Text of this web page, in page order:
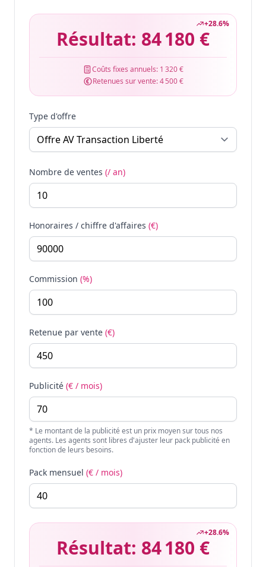
+28.6%
Résultat: 84 180 €
Coûts fixes annuels: 1 320 €
Retenues sur vente:4 500 €
Type d'offre
Nombre de ventes (/ an)
Honoraires / chiffre d'affaires (€)
Commission (%)
Retenue par vente (€)
Publicité (€ / mois)
* Le montant de la publicité est un prix moyen sur tous nos
agents. Les agents sont libres d'ajuster leur pack publicité en
fonction de leurs besoins.
Pack mensuel (€ / mois)
+28.6%
Résultat: 84 180 €